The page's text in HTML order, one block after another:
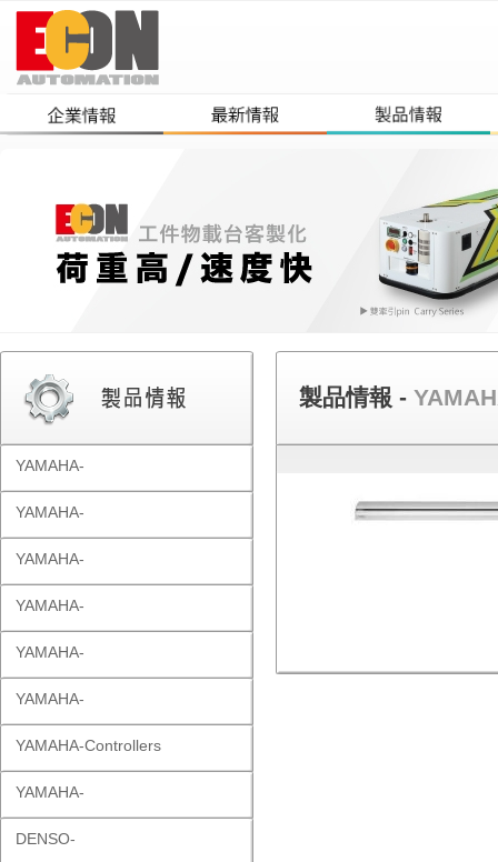
YAMAHA-
YAMAHA-
YAMAHA-
YAMAHA-
YAMAHA-
YAMAHA-
YAMAHA-Controllers
YAMAHA-
DENSO-
製品情報 -